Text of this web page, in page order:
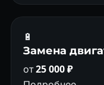
🔋
Замена
от25 000 ₽